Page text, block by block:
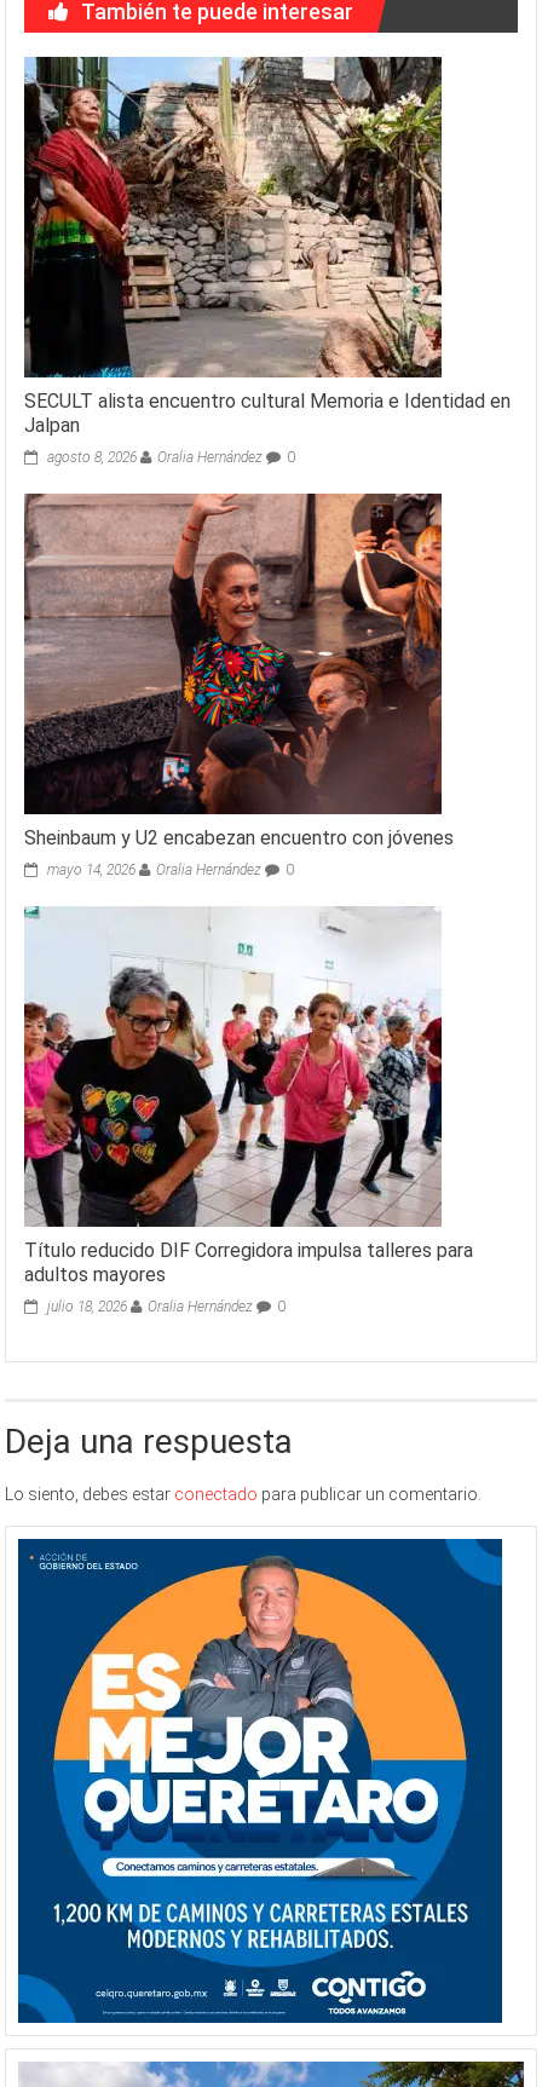
También te puede interesar
SECULT alista encuentro cultural Memoria e Identidad en
Jalpan
agosto 8, 2026 Oralia Hernández 0
Sheinbaum y U2 encabezan encuentro con jóvenes
mayo 14, 2026 Oralia Hernández 0
Título reducido DIF Corregidora impulsa talleres para
adultos mayores
julio 18, 2026 Oralia Hernández 0
Deja una respuesta
Lo siento, debes estar conectado para publicar un comentario.